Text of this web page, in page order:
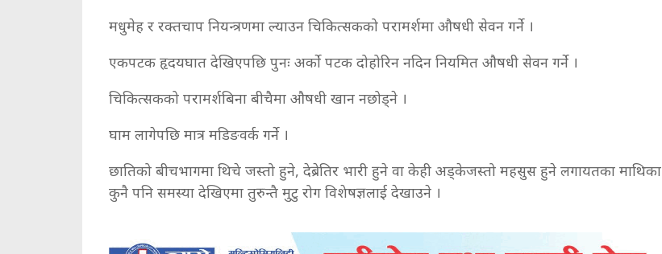
मधुमेह र रक्तचाप नियन्त्रणमा ल्याउन चिकित्सकको परामर्शमा औषधी सेवन गर्ने ।
एकपटक हृदयघात देखिएपछि पुनः अर्को पटक दोहोरिन नदिन नियमित औषधी सेवन गर्ने ।
चिकित्सकको परामर्शबिना बीचैमा औषधी खान नछोड्ने ।
घाम लागेपछि मात्र मडिङवर्क गर्ने ।
छातिको बीचभागमा थिचे जस्तो हुने, देब्रेतिर भारी हुने वा केही अड्केजस्तो महसुस हुने लगायतका माथिका
कुनै पनि समस्या देखिएमा तुरुन्तै मुटु रोग विशेषज्ञलाई देखाउने ।